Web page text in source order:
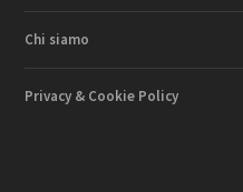
Chi siamo
Privacy & Cookie Policy